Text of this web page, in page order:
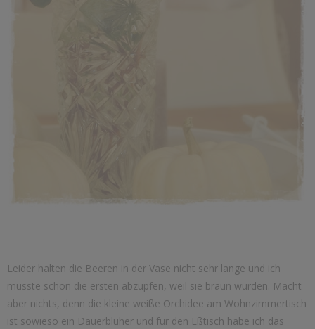
Leider halten die Beeren in der Vase nicht sehr lange und ich
musste schon die ersten abzupfen, weil sie braun wurden. Macht
aber nichts, denn die kleine weiße Orchidee am Wohnzimmertisch
ist sowieso ein Dauerblüher und für den Eßtisch habe ich das